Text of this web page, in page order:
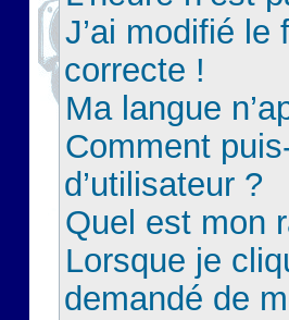
J’ai modifié le
correcte !
Ma langue
Comment
d’utilisateur ?
Quel est mon
Lorsque je
demandé de